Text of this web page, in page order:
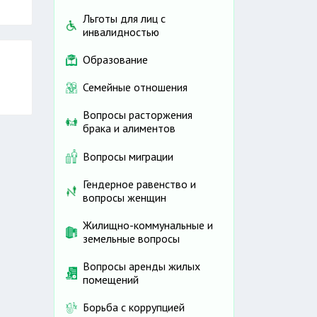
Льготы для лиц с
инвалидностью
Образование
Семейные отношения
Вопросы расторжения
брака и алиментов
Вопросы миграции
Гендерное равенство и
вопросы женщин
Жилищно-коммунальные и
земельные вопросы
Вопросы аренды жилых
помещений
Борьба с коррупцией